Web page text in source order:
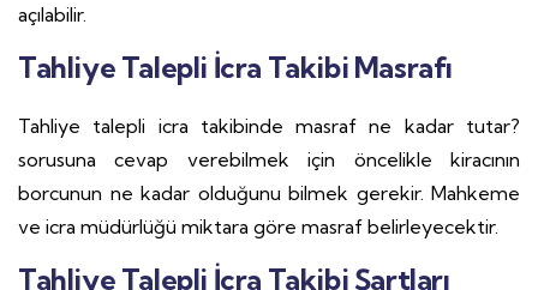
açılabilir.
Tahliye Talepli İcra Takibi Masrafı
Tahliye talepli icra takibinde masraf ne kadar tutar?
sorusuna cevap verebilmek için öncelikle kiracının
borcunun ne kadar olduğunu bilmek gerekir. Mahkeme
ve icra müdürlüğü miktara göre masraf belirleyecektir.
Tahliye Talepli İcra Takibi Şartları